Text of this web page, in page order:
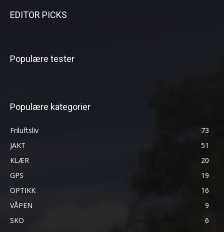
EDITOR PICKS
Populære tester
Populære kategorier
Friluftsliv
73
JAKT
51
KLÆR
20
GPS
19
OPTIKK
16
VÅPEN
9
SKO
6